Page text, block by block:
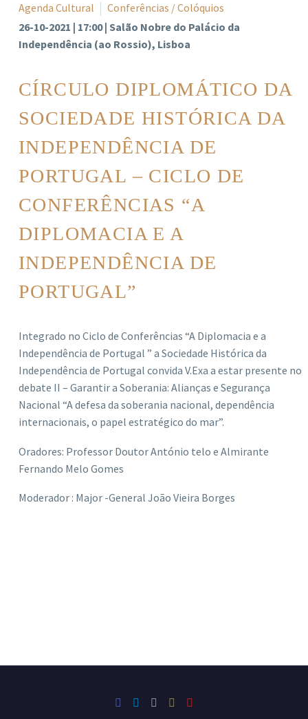
Agenda Cultural
Conferências / Colóquios
26-10-2021 | 17:00 | Salão Nobre do Palácio da
Independência (ao Rossio), Lisboa
CÍRCULO DIPLOMÁTICO DA
SOCIEDADE HISTÓRICA DA
INDEPENDÊNCIA DE
PORTUGAL – CICLO DE
CONFERÊNCIAS “A
DIPLOMACIA E A
INDEPENDÊNCIA DE
PORTUGAL”
Integrado no Ciclo de Conferências “A Diplomacia e a
Independência de Portugal ” a Sociedade Histórica da
Independência de Portugal convida V.Exa a estar presente no
debate II – Garantir a Soberania: Alianças e Segurança
Nacional “A defesa da soberania nacional, dependência
internacionais, o papel estratégico do mar”.
Oradores: Professor Doutor António telo e Almirante
Fernando Melo Gomes
Moderador : Major -General João Vieira Borges